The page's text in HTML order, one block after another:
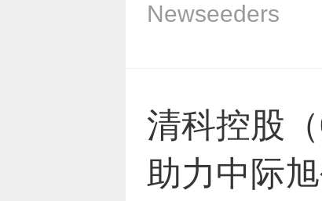
Newseeders
清科控股
助力中际